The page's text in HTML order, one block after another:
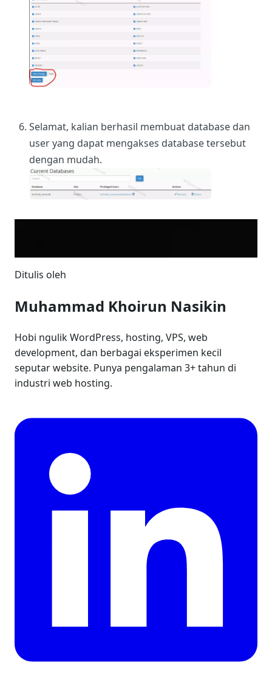
Selamat, kalian berhasil membuat database dan
user yang dapat mengakses database tersebut
dengan mudah.
Ditulis oleh
Muhammad Khoirun Nasikin
Hobi ngulik WordPress, hosting, VPS, web
development, dan berbagai eksperimen kecil
seputar website. Punya pengalaman 3+ tahun di
industri web hosting.